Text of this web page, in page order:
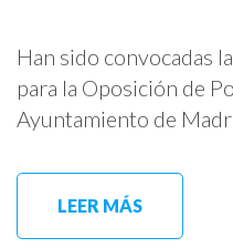
Han sido convocadas
para la Oposición de
Ayuntamiento de
LEER MÁS